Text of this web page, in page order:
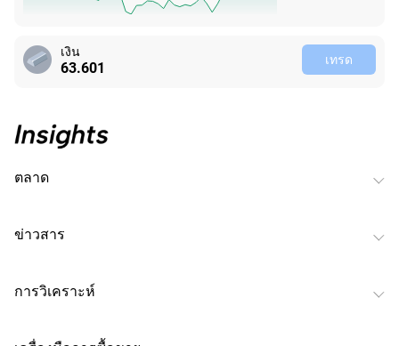
เงิน
63.601 เทรด
ตลาด
ข่าวสาร
การวิเคราะห์